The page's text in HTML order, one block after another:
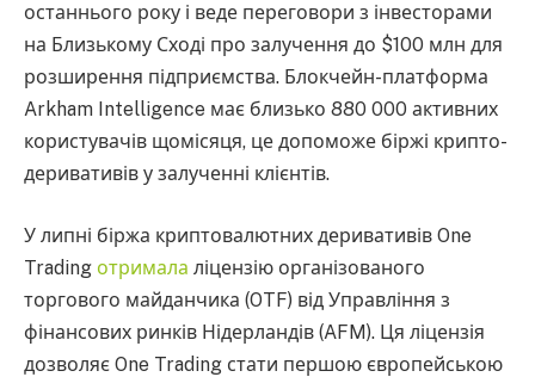
останнього року і веде переговори з інвесторами
на Близькому Сході про залучення до $100 млн для
розширення підприємства. Блокчейн-платформа
Arkham Intelligence має близько 880 000 активних
користувачів щомісяця, це допоможе біржі крипто-
деривативів у залученні клієнтів.
У липні біржа криптовалютних деривативів One
Trading отримала ліцензію організованого
торгового майданчика (OTF) від Управління з
фінансових ринків Нідерландів (AFM). Ця ліцензія
дозволяє One Trading стати першою європейською